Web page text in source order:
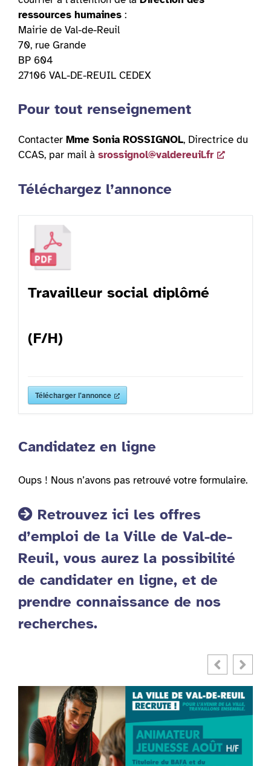
ressources humaines :
Mairie de Val-de-Reuil
70, rue Grande
BP 604
27106 VAL-DE-REUIL CEDEX
Pour tout renseignement
Contacter Mme Sonia ROSSIGNOL, Directrice du
CCAS, par mail à srossignol@valdereuil.fr
Téléchargez l’annonce
Travailleur social diplômé
(F/H)
Télécharger l'annonce
Candidatez en ligne
Oups ! Nous n’avons pas retrouvé votre formulaire.
Retrouvez ici les offres
d’emploi de la Ville de Val-de-
Reuil, vous aurez la possibilité
de candidater en ligne, et de
prendre connaissance de nos
recherches.